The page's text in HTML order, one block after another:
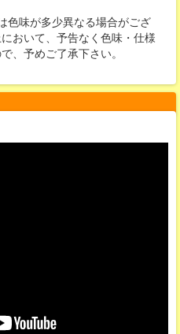
色味が多少異なる場合がござ
おいて、予告なく色味・仕様
、予めご了承下さい。